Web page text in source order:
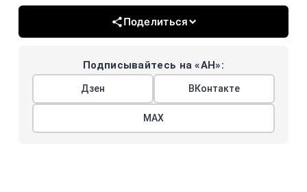
Поделиться
Подписывайтесь на «АН»:
Дзен ВКонтакте
МАХ